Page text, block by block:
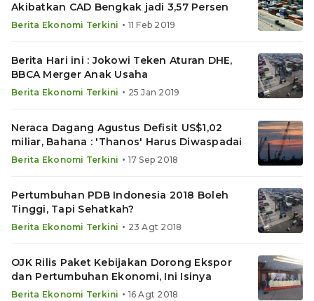
Akibatkan CAD Bengkak jadi 3,57 Persen
Berita Ekonomi Terkini • 11 Feb 2019
Berita Hari ini : Jokowi Teken Aturan DHE,
BBCA Merger Anak Usaha
Berita Ekonomi Terkini • 25 Jan 2019
Neraca Dagang Agustus Defisit US$1,02
miliar, Bahana : 'Thanos' Harus Diwaspadai
Berita Ekonomi Terkini • 17 Sep 2018
Pertumbuhan PDB Indonesia 2018 Boleh
Tinggi, Tapi Sehatkah?
Berita Ekonomi Terkini • 23 Agt 2018
OJK Rilis Paket Kebijakan Dorong Ekspor
dan Pertumbuhan Ekonomi, Ini Isinya
Berita Ekonomi Terkini • 16 Agt 2018